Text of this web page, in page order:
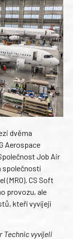
dvěma
Aerospace
Job Air
společností
(MRO). CS Soft
provozu, ale
kteří vyvíjejí
Technic vyvíjeli